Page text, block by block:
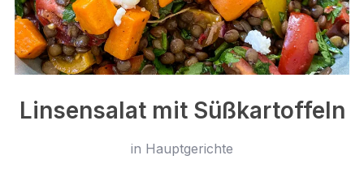
Linsensalat mit Süßkartoffeln
in Hauptgerichte